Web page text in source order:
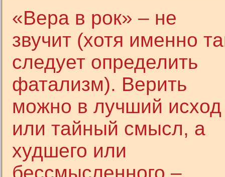
«Вера в рок» – не
звучит (хотя именно
следует определить
фатализм). Верить
можно в лучший исход
или тайный смысл, а
худшего или